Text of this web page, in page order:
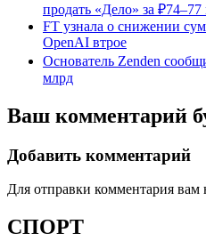
продать «Дело» за
FT узнала о снижении
OpenAI втрое
Основатель Zenden
млрд
Ваш комментарий
Добавить комментарий
Для отправки комментария вам
СПОРТ